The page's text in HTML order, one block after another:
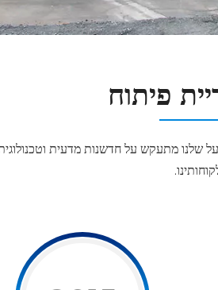
פיתוח
מתעקש על חדשנות מדעית